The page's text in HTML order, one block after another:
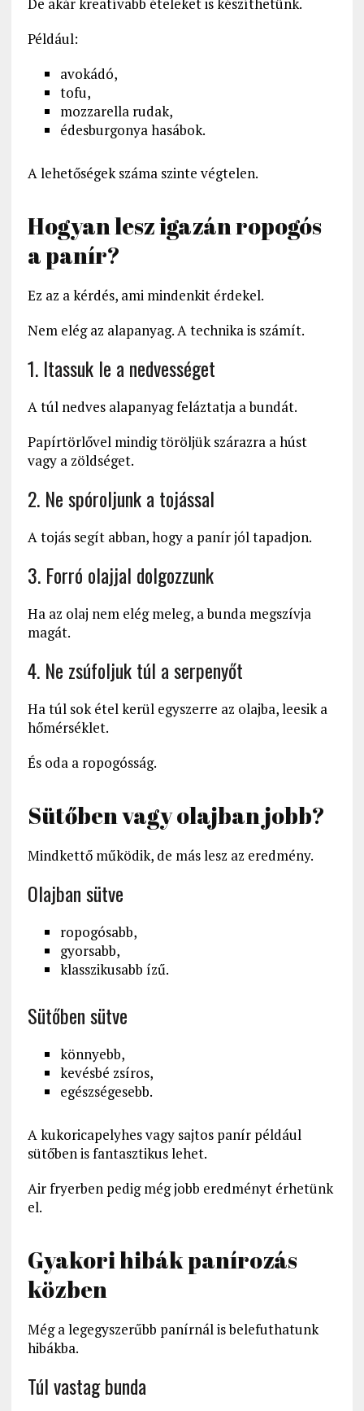
De akár kreatívabb ételeket is készíthetünk.
Például:
avokádó,
tofu,
mozzarella rudak,
édesburgonya hasábok.
A lehetőségek száma szinte végtelen.
Hogyan lesz igazán ropogós
a panír?
Ez az a kérdés, ami mindenkit érdekel.
Nem elég az alapanyag. A technika is számít.
1. Itassuk le a nedvességet
A túl nedves alapanyag feláztatja a bundát.
Papírtörlővel mindig töröljük szárazra a húst
vagy a zöldséget.
2. Ne spóroljunk a tojással
A tojás segít abban, hogy a panír jól tapadjon.
3. Forró olajjal dolgozzunk
Ha az olaj nem elég meleg, a bunda megszívja
magát.
4. Ne zsúfoljuk túl a serpenyőt
Ha túl sok étel kerül egyszerre az olajba, leesik a
hőmérséklet.
És oda a ropogósság.
Sütőben vagy olajban jobb?
Mindkettő működik, de más lesz az eredmény.
Olajban sütve
ropogósabb,
gyorsabb,
klasszikusabb ízű.
Sütőben sütve
könnyebb,
kevésbé zsíros,
egészségesebb.
A kukoricapelyhes vagy sajtos panír például
sütőben is fantasztikus lehet.
Air fryerben pedig még jobb eredményt érhetünk
el.
Gyakori hibák panírozás
közben
Még a legegyszerűbb panírnál is belefuthatunk
hibákba.
Túl vastag bunda